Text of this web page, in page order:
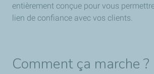
entièrement conçue pour vous
lien de confiance avec vos clients.
Comment ça marche ?